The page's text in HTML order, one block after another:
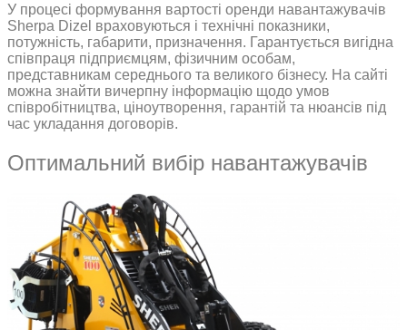
У процесі формування вартості оренди навантажувачів
Sherpa Dizel враховуються і технічні показники,
потужність, габарити, призначення. Гарантується вигідна
співпраця підприємцям, фізичним особам,
представникам середнього та великого бізнесу. На сайті
можна знайти вичерпну інформацію щодо умов
співробітництва, ціноутворення, гарантій та нюансів під
час укладання договорів.
Оптимальний вибір навантажувачів